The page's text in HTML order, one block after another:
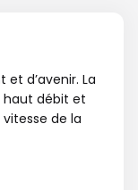
d’avenir. La
haut débit et
de la